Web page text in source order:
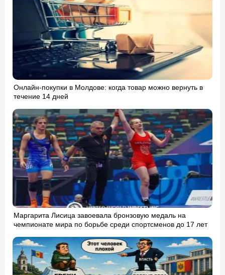
Онлайн-покупки в Молдове: когда товар можно вернуть в
течение 14 дней
Маргарита Лисица завоевала бронзовую медаль на
чемпионате мира по борьбе среди спортсменов до 17 лет